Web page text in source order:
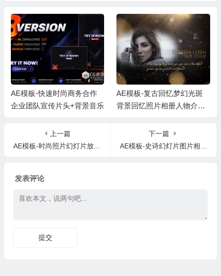
务合作
背景音乐
AE模板-复古回忆梦幻光斑
背景回忆照片相册人物介绍
AE模板-现代时尚动
片图片轮播展示动画
上一篇
AE模板-时尚照片幻灯片放映照片展示片头 Photo Slide Show
下一篇
AE模板-史诗幻灯片图片相册视频开场 Epic Slideshow
发表评论